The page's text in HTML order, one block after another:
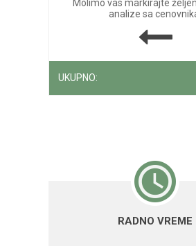
Molimo vas markirajte
analize sa
UKUPNO:
RADNO VREME